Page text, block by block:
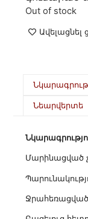
Out of stock
Ավելացնել
Նեարվերտե
Մարինացված
Ջրահեռացված